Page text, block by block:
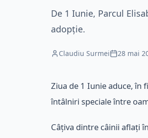
De 1 Iunie, Parcul
adopție.
Claudiu Surmei 28 mai
Ziua de 1 Iunie aduce, în
întâlniri speciale între
Câțiva dintre câinii aflați